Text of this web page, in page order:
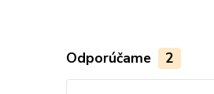
Odporúčame 2